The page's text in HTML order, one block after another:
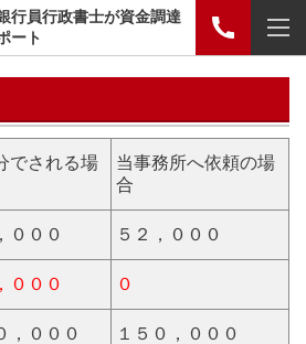
行員行政書士が資金調達
ート
でされる場
当事務所へ依頼の場
合
０００ ５２，０００
０００ ０
，０００ １５０，０００